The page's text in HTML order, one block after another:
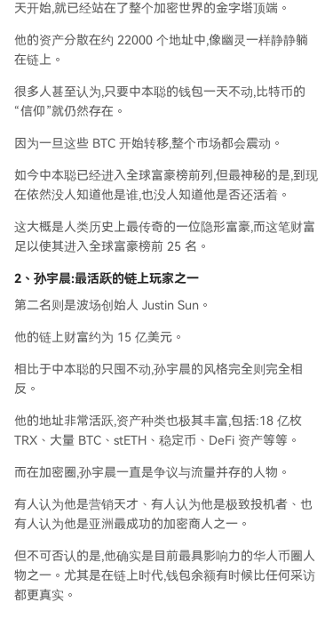
天开始,就已经站在了整个加密世界的金字塔顶端。
他的资产分散在约 22000 个地址中,像幽灵一样静静躺
在链上。
很多人甚至认为,只要中本聪的钱包一天不动,比特币的
“信仰”就仍然存在。
因为一旦这些 BTC 开始转移,整个市场都会震动。
如今中本聪已经进入全球富豪榜前列,但最神秘的是,到现
在依然没人知道他是谁,也没人知道他是否还活着。
这大概是人类历史上最传奇的一位隐形富豪,而这笔财富
足以使其进入全球富豪榜前 25 名。
2、 孙宇晨:最活跃的链上玩家之一
第二名则是波场创始人 Justin Sun。
他的链上财富约为 15 亿美元。
相比于中本聪的只囤不动,孙宇晨的风格完全则完全相
反。
他的地址非常活跃,资产种类也极其丰富,包括:18 亿枚
TRX、大量 BTC、stETH、稳定币、DeFi 资产等等。
而在加密圈,孙宇晨一直是争议与流量并存的人物。
有人认为他是营销天才、有人认为他是极致投机者、也
有人认为他是亚洲最成功的加密商人之一。
但不可否认的是,他确实是目前最具影响力的华人币圈人
物之一。尤其是在链上时代,钱包余额有时候比任何采访
都更真实。